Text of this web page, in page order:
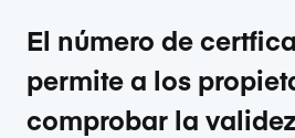
El número de
permite a los
comprobar la